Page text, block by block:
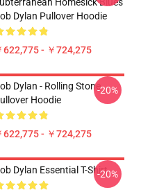
Dylan Pullover Hoodie
622,775 - ￥724,275
Dylan - Rolling Stone
Hoodie
622,775 - ￥724,275
-20%
Dylan Essential T-Shirt-20%